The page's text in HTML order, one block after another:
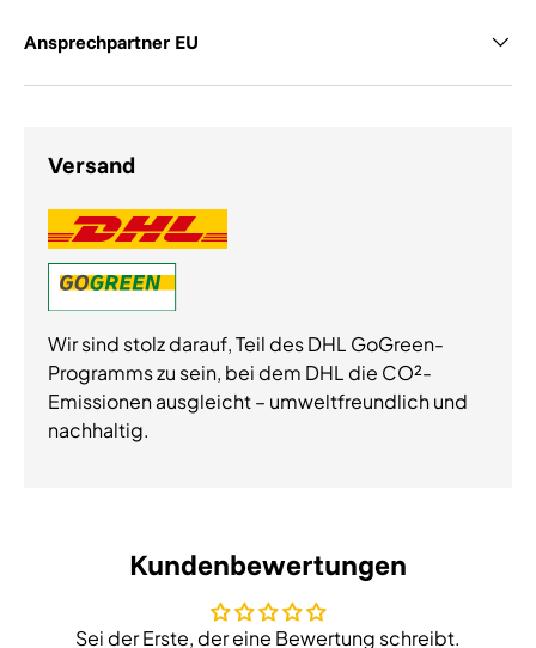
Ansprechpartner EU
Versand
Wir sind stolz darauf, Teil des DHL GoGreen-
Programms zu sein, bei dem DHL die CO²-
Emissionen ausgleicht – umweltfreundlich und
nachhaltig.
Kundenbewertungen
Sei der Erste, der eine Bewertung schreibt.